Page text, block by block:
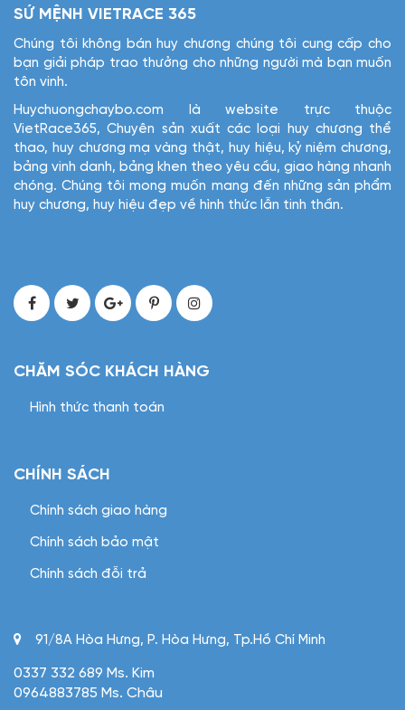
SỨ MỆNH VIETRACE 365
Chúng tôi không bán huy chương chúng tôi cung cấp cho
bạn giải pháp trao thưởng cho những người mà bạn muốn
tôn vinh.
Huychuongchaybo.com là website trực thuộc
VietRace365, Chuyên sản xuất các loại huy chương thể
thao, huy chương mạ vàng thật, huy hiệu, kỷ niệm chương,
bảng vinh danh, bảng khen theo yêu cầu, giao hàng nhanh
chóng. Chúng tôi mong muốn mang đến những sản phẩm
huy chương, huy hiệu đẹp về hình thức lẫn tinh thần.
CHĂM SÓC KHÁCH HÀNG
Hình thức thanh toán
CHÍNH SÁCH
Chính sách giao hàng
Chính sách bảo mật
Chính sách đỗi trả
91/8A Hòa Hưng, P. Hòa Hưng, Tp.Hồ Chí Minh
0337 332 689 Ms. Kim
0964883785 Ms. Châu